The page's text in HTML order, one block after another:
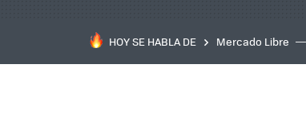
HOY SE HABLA DE Mercado Libre